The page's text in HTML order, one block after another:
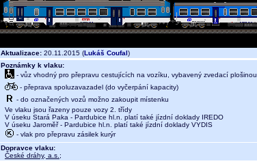
Aktualizace: 20.11.2015 (Lukáš Coufal)
Poznámky k vlaku:
- vůz vhodný pro přepravu cestujících na vozíku, vybavený zvedací plošinou
- přeprava spoluzavazadel (do vyčerpání kapacity)
- do označených vozů možno zakoupit místenku
Ve vlaku jsou řazeny pouze vozy 2. třídy
V úseku Stará Paka - Pardubice hl.n. platí také jízdní doklady IREDO
V úseku Jaroměř - Pardubice hl.n. platí také jízdní doklady VYDIS
- vlak pro přepravu zásilek kurýr
Dopravce vlaku:
České dráhy, a.s. ;